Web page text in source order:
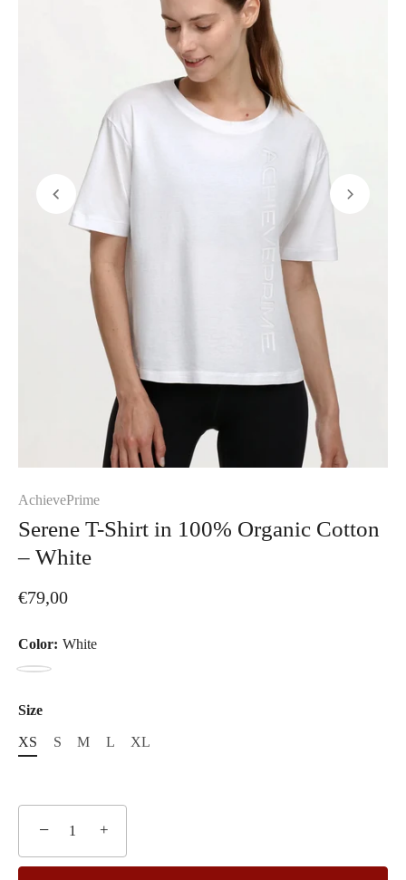
AchievePrime
Serene T-Shirt in 100% Organic Cotton
– White
€79,00
Color: White
White
Size
XS S M L XL
− +